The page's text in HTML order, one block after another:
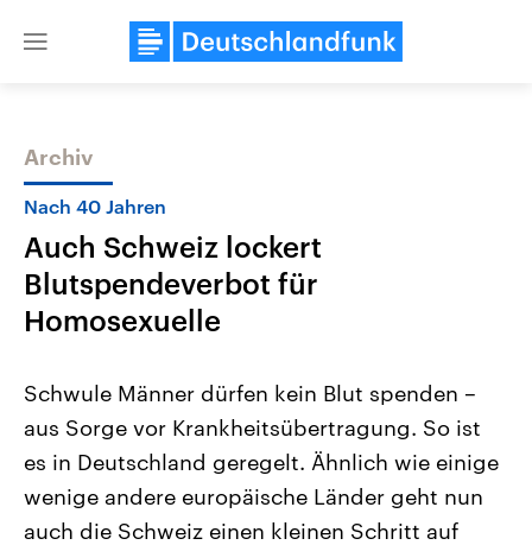
Close
Themen
2026
Alle Informationen
Sachsen-Anhalt wählt am 6.
September 2026 einen neuen
Landtag. Seit 2021 wird das
Bundesland von einer Koalition aus
Aktuelle Beiträge,
Hintergründe
Wirtschaftlich und
gehören die Vereinigten
den mächtigsten Ländern
mit großem Einfluss auf
Archiv
Nach 40 Jahren
Auch Schweiz lockert
Blutspendeverbot für
Homosexuelle
Schwule Männer dürfen kein Blut spenden –
aus Sorge vor Krankheitsübertragung. So ist
es in Deutschland geregelt. Ähnlich wie einige
wenige andere europäische Länder geht nun
auch die Schweiz einen kleinen Schritt auf